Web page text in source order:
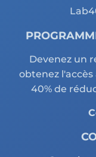
Devenez un
obtenez
40% de